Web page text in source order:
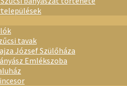
tavak
József Szülőháza
Emlékszoba